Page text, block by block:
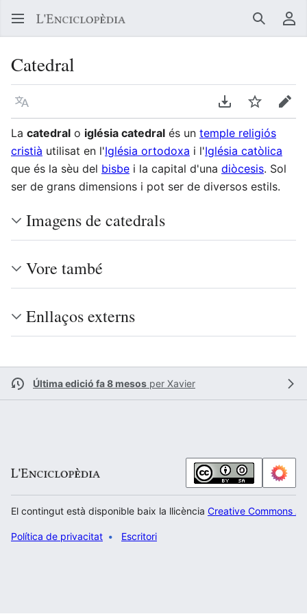
Buscar
Catedral
Llegir en un atre idioma Descarregar en
Vigilar
La catedral o iglésia catedral és un temple religiós
cristià utilisat en l'Iglésia ortodoxa i l'Iglésia catòlica
que és la sèu del bisbe i la capital d'una diòcesis. Sol
ser de grans dimensions i pot ser de diversos estils.
Imagens de catedrals
Vore també
Enllaços externs
Última edició fa 8 mesos per Xavier
El contingut està disponible baix la llicència Creative Commons
Política de privacitat Escritori